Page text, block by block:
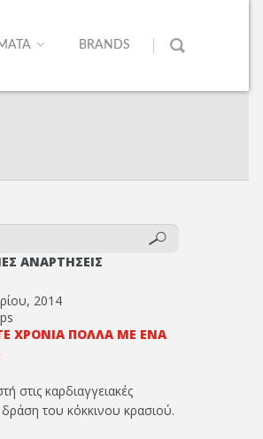
BRANDS
ΑΝΑΡΤΗΣΕΙΣ
2014
ΧΡΌΝΙΑ ΠΟΛΛΆ ΜΕ ΈΝΑ
στις καρδιαγγειακές
του κόκκινου κρασιού.